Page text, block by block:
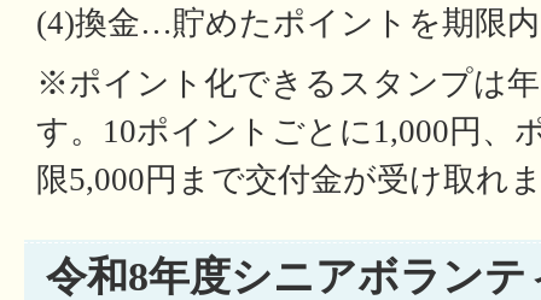
(4)換金…貯めたポイントを期限
※ポイント化できるスタンプは
す。10ポイントごとに1,000円、
限5,000円まで交付金が受け取れ
令和8年度シニアボラン